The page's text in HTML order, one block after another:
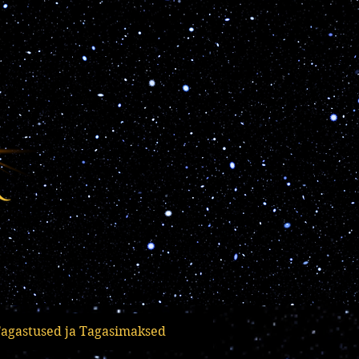
täieliku vastutuse
seisund (nt
tarvitad tugevaid
täielikult
ja nõustud
ja Tagasimaksed